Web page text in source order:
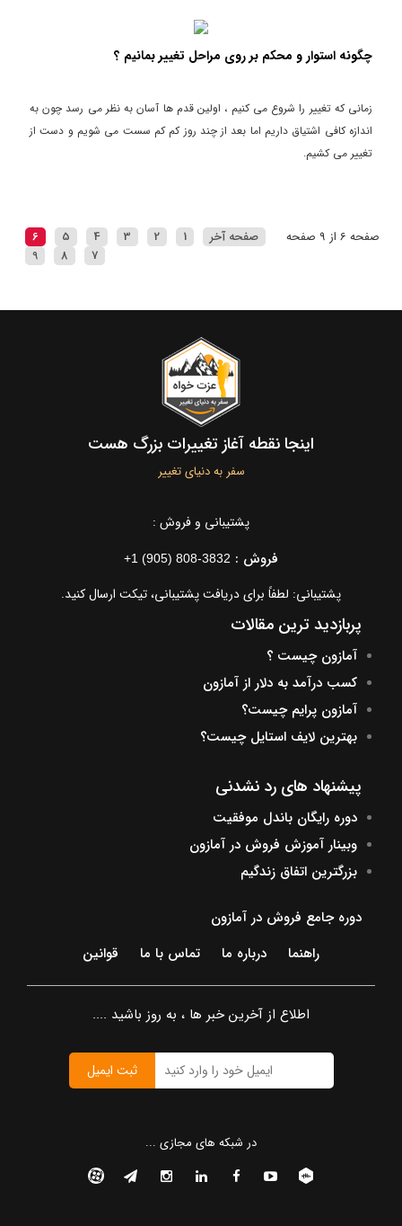
چگونه استوار و محکم بر روی مراحل تغییر بمانیم ؟
زمانی که تغییر را شروع می کنیم ، اولین قدم ها آسان به نظر می رسد چون به
اندازه کافی اشتیاق داریم اما بعد از چند روز کم کم سست می شویم و دست از
تغییر می کشیم.
صفحه 6 از 9 صفحه صفحه آخر 1
2
3
4
5
6
7
8
9
اینجا نقطه آغاز تغییرات بزرگ هست
سفر به دنیای تغییر
پشتیبانی و فروش :
فروش : +1 (905) 808-3832
پشتیبانی: لطفاً برای دریافت پشتیبانی، تیکت ارسال کنید.
پربازدید ترین مقالات
آمازون چیست ؟
کسب درآمد به دلار از آمازون
آمازون پرایم چیست؟
بهترین لایف استایل چیست؟
پیشنهاد های رد نشدنی
دوره رایگان باندل موفقیت
وبینار آموزش فروش در آمازون
بزرگترین اتفاق زندگیم
دوره جامع فروش در آمازون
راهنما
درباره ما تماس با ما قوانین
اطلاع از آخرین خبر ها ، به روز باشید ....
ثبت ایمیل
در شبکه های مجازی ...